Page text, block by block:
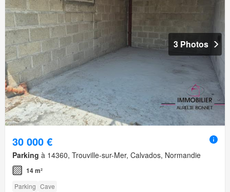
3 Photos
30 000 €
Parking à 14360, Trouville-sur-Mer, Calvados, Normandie
14 m²
Parking Cave